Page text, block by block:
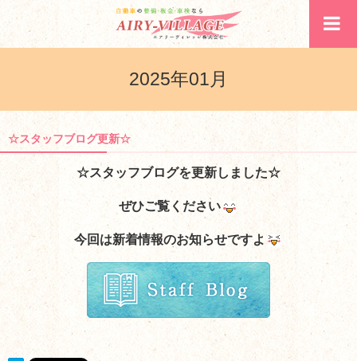
2025年01月
☆スタッフブログ更新☆
☆スタッフブログを更新しました☆
ぜひご覧ください
今回は新着情報のお知らせですよ